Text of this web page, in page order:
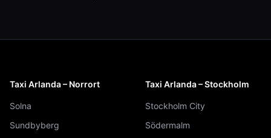
Taxi Arlanda – Norrort
Solna
Sundbyberg
Taxi Arlanda – Stockholm
Stockholm City
Södermalm